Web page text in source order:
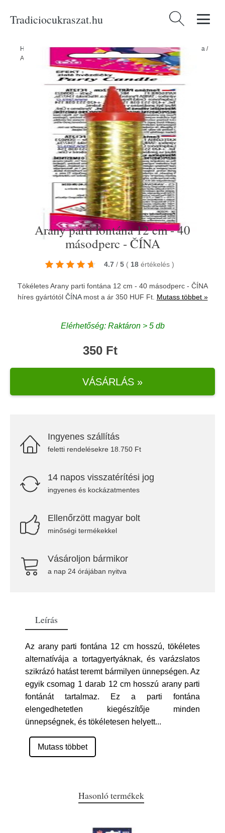
Tradiciocukraszat.hu Keresés:
Home Produkty/Ünnepségek és partik/Szórakoztató pirotechnika /
Arany parti fontána 12 cm - 40 másodperc - ČÍNA
Arany parti fontána 12 cm - 40
másodperc - ČÍNA
4.7 / 5 ( 18 értékelés )
Tökéletes Arany parti fontána 12 cm - 40 másodperc - ČÍNA
híres gyártótól ČÍNAmost a ár 350 HUF Ft. Mutass többet »
Elérhetőség: Raktáron > 5 db
350 Ft
VÁSÁRLÁS »
Ingyenes szállítás
feletti rendelésekre 18.750 Ft
14 napos visszatérítési jog
ingyenes és kockázatmentes
Ellenőrzött magyar bolt
minőségi termékekkel
Vásároljon bármikor
a nap 24 órájában nyitva
Leírás
Az arany parti fontána 12 cm hosszú, tökéletes
alternatívája a tortagyertyáknak, és varázslatos
szikrázó hatást teremt bármilyen ünnepségen. Az
egyik csomag 1 darab 12 cm hosszú arany parti
fontánát tartalmaz. Ez a parti fontána
elengedhetetlen kiegészítője minden
ünnepségnek, és tökéletesen helyett...
Mutass többet
Hasonló termékek